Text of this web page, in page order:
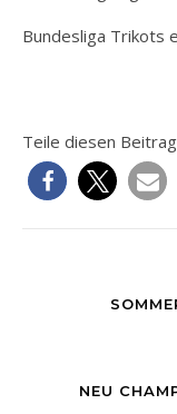
Bundesliga Trikots
Teile diesen Beitrag
NEU